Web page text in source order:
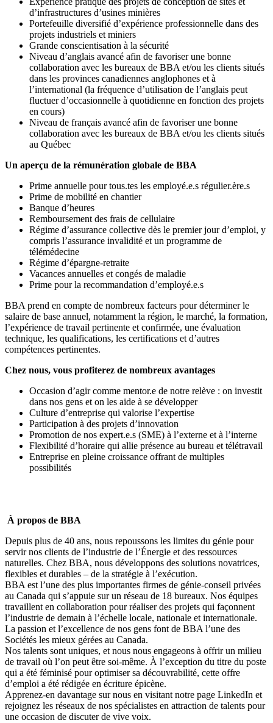
d’infrastructures d’usines minières
Portefeuille diversifié d’expérience professionnelle dans des
projets industriels et miniers
Grande conscientisation à la sécurité
Niveau d’anglais avancé afin de favoriser une bonne
collaboration avec les bureaux de BBA et/ou les clients situés
dans les provinces canadiennes anglophones et à
l’international (la fréquence d’utilisation de l’anglais peut
fluctuer d’occasionnelle à quotidienne en fonction des projets
en cours)
Niveau de français avancé afin de favoriser une bonne
collaboration avec les bureaux de BBA et/ou les clients situés
au Québec
Un aperçu de la rémunération globale de BBA
Prime annuelle pour tous.tes les employé.e.s régulier.ère.s
Prime de mobilité en chantier
Banque d’heures
Remboursement des frais de cellulaire
Régime d’assurance collective dès le premier jour d’emploi, y
compris l’assurance invalidité et un programme de
télémédecine
Régime d’épargne-retraite
Vacances annuelles et congés de maladie
Prime pour la recommandation d’employé.e.s
BBA prend en compte de nombreux facteurs pour déterminer le
salaire de base annuel, notamment la région, le marché, la formation,
l’expérience de travail pertinente et confirmée, une évaluation
technique, les qualifications, les certifications et d’autres
compétences pertinentes.
Chez nous, vous profiterez de nombreux avantages
Occasion d’agir comme mentor.e de notre relève : on investit
dans nos gens et on les aide à se développer
Culture d’entreprise qui valorise l’expertise
Participation à des projets d’innovation
Promotion de nos expert.e.s (SME) à l’externe et à l’interne
Flexibilité d’horaire qui allie présence au bureau et télétravail
Entreprise en pleine croissance offrant de multiples
possibilités
À propos de BBA
Depuis plus de 40 ans, nous repoussons les limites du génie pour
servir nos clients de l’industrie de l’Énergie et des ressources
naturelles. Chez BBA, nous développons des solutions novatrices,
flexibles et durables – de la stratégie à l’exécution.
BBA est l’une des plus importantes firmes de génie-conseil privées
au Canada qui s’appuie sur un réseau de 18 bureaux. Nos équipes
travaillent en collaboration pour réaliser des projets qui façonnent
l’industrie de demain à l’échelle locale, nationale et internationale.
La passion et l’excellence de nos gens font de BBA l’une des
Sociétés les mieux gérées au Canada.
Nos talents sont uniques, et nous nous engageons à offrirun milieu
de travail où l’on peut être soi-même. À l’exception du titre du poste
qui a été féminisé pour optimiser sa découvrabilité, cette offre
d’emploi a été rédigée en écriture épicène.
Apprenez-en davantage sur nous en visitant notre page LinkedIn et
rejoignez les réseaux de nos spécialistes en attraction de talents pour
une occasion de discuter de vive voix.